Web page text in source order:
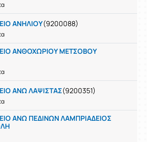
ΑΝΗΛΙΟΥ(9200088)
ΑΝΘΟΧΩΡΙΟΥ ΜΕΤΣΟΒΟΥ
ΑΝΩ ΛΑΨΙΣΤΑΣ(9200351)
ΑΝΩ ΠΕΔΙΝΩΝ ΛΑΜΠΡΙΑΔΕΙΟΣ